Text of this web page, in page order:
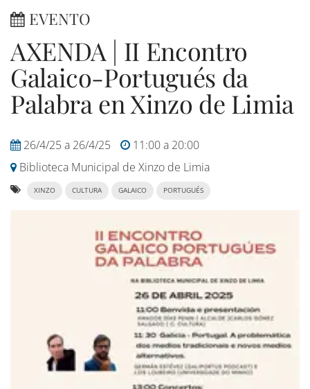
EVENTO
AXENDA | II Encontro
Galaico-Portugués da
Palabra en Xinzo de Limia
26/4/25 a 26/4/25 11:00a 20:00
Biblioteca Municipal de Xinzo de Limia
XINZO CULTURA GALAICO PORTUGUÉS